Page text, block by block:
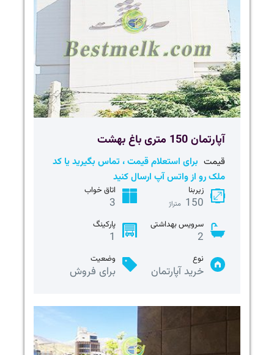
آپارتمان 150 متری باغ بهشت
قیمت برای استعلام قیمت ، تماس بگیرید یا کد
ملک رو از واتس آپ ارسال کنید
زیربنا
150 متراژ
اتاق خواب
3
سرویس بهداشتی
2
پارکینگ
1
نوع
خرید آپارتمان
وضعیت
برای فروش